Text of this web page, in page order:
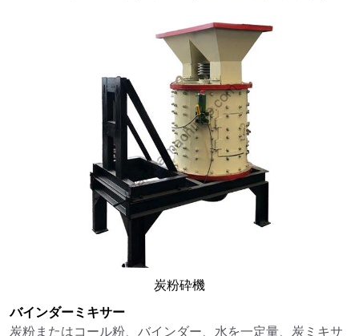
炭粉砕機
バインダーミキサー
炭粉またはコール粉、バインダー、水を一定量、炭ミキサ